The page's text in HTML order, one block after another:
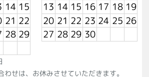
14 15
21 22
28 29
13 14 15 16 17 18 19
20 21 22 23 24 25 26
27 28 29 30
せは、お休みさせていただきます。